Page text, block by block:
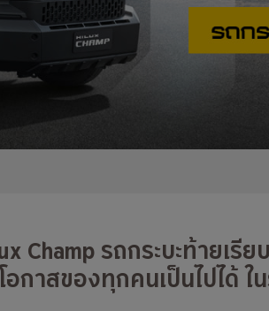
Champ รถกระบะท้าย
กาสของทุกคนเป็นไปได้ ใ